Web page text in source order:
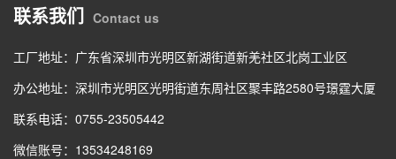
联系我们 Contact us
工厂地址：广东省深圳市光明区新湖街道新羌社区北岗工业区
办公地址：深圳市光明区光明街道东周社区聚丰路2580号璟霆大厦
联系电话：0755-23505442
微信账号：13534248169